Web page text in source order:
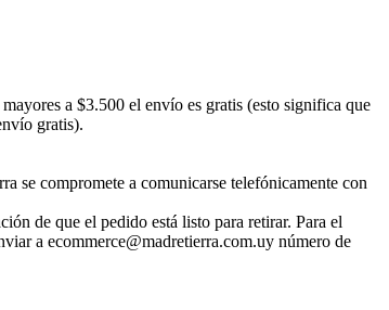
a $3.500 el envío es gratis (esto significa que
gratis).
se compromete a comunicarse telefónicamente con
de que el pedido está listo para retirar. Para el
a ecommerce@madretierra.com.uy número de